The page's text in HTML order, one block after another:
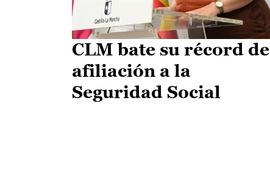
CLM bate su récord de
afiliación a la
Seguridad Social